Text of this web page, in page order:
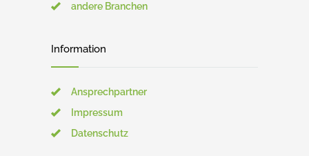
andere Branchen
Information
Ansprechpartner
Impressum
Datenschutz